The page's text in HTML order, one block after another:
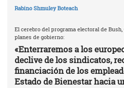
Rabino Shmuley Boteach
El cerebro del programa electoral de
planes de gobierno:
«Enterraremos a los
declive de los sindicatos,
financiación de los
Estado de Bienestar hacia